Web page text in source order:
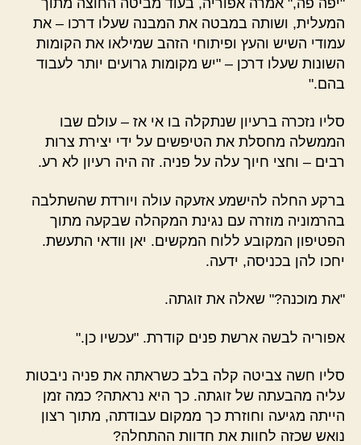
המעלית, ושותה במבטה את המבנה שעלו דרכו – את
עמודי השיש והעץ ופיתוחי הזהב שמילאו את הקומות
השונות שעלו דרכן – "יש מקומות גרועים יותר לעבוד
בהם."
סליו נזכרה ברעיון שנתקלה בו אי אז – עולם שבו
הממשלה מחסלת את הטיפשים על ידי יצירת צרות
רבים – וחצי חיוך עלה על פניה. זה היה רעיון לא רע.
ברקע החלה להישמע אזעקה עולה ויורדת שהשתלבה
בהרמוניה מוזרה עם נגינת המקהלה שבקעה מתוך
הפטיפון המקובע ללוח המקשים. יאן וודאי התעשת.
יחכו להן בכניסה, ידעה.
"את מוכנה?" שאלה את זוגתה.
אפוריה לבשה ארשת פנים קודרת. "עכשיו כן."
סליו חשה צביטה קלה בלב כשראתה את פניה ניבטות
עליה מהבעתה של זוגתה. כך היא נראתה? כמה זמן
הייתה מגיעה וחוזרת כך ממקום עבודתה, מתוך רצון
נואש שכזה לחוות את חדוות ההתחלה?